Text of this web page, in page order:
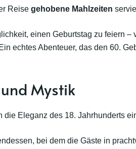
Reise gehobene Mahlzeiten
einen Geburtstag zu feiern –
echtes Abenteuer, das den 60.
Mystik
Eleganz des 18. Jahrhunderts
bei dem die Gäste in